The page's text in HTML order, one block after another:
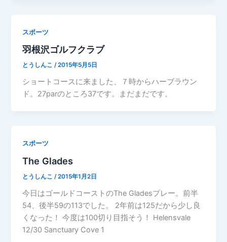
スポーツ
羽根沢ゴルフクラブ
とうしんこ/2015年5月5日
ショートコースに来ました、７時からハーブラウン
ド。27parのところ37です。まだまだです。
スポーツ
The Glades
とうしんこ /2015年1月2日
今日はゴールドコーストのThe Gladesプレー。前半
54、後半59の113でした。 2年前は125だから少し良
くなった！ 今度は100切り目指そう！ Helensvale
12/30 Sanctuary Cove 1